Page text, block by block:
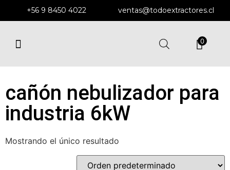
+56 9 8450 4022 ventas@todoextractores.cl
0
cañón nebulizador para
industria 6kW
Mostrando el único resultado